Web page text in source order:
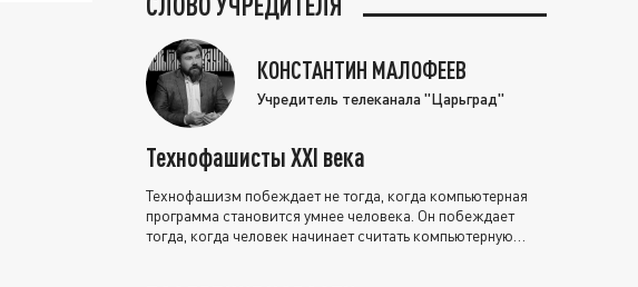
КОНСТАНТИН МАЛОФЕЕВ
Учредитель телеканала "Царьград"
Технофашисты XXI века
Технофашизм побеждает не тогда, когда компьютерная
программа становится умнее человека. Он побеждает
тогда, когда человек начинает считать компьютерную